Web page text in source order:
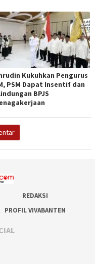
Kukuhkan Pengurus
PSM Dapat Insentif dan
BPJS
REDAKSI
PROFIL VIVABANTEN